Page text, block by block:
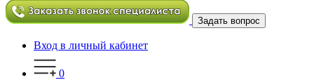
Задать вопрос
Вход в личный кабинет
0